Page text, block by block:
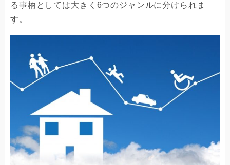
る事柄としては大きく6つのジャンルに分けられま
す。